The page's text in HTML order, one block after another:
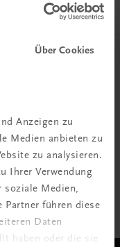
Über Cookies
Anzeigen zu
Medien anbieten zu
zu analysieren.
Ihrer Verwendung
soziale Medien,
Partner führen diese
Daten
haben oder die sie